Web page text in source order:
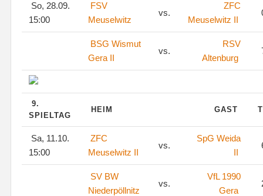
So, 28.09.
15:00
FSV
Meuselwitz
vs.
ZFC
Meuselwitz II
BSG Wismut
Gera II
vs.
RSV
Altenburg
9.
SPIELTAG
HEIM GAST
Sa, 11.10.
15:00
ZFC
Meuselwitz II
vs.
SpG Weida
II
SV BW
Niederpöllnitz
vs.
VfL 1990
Gera